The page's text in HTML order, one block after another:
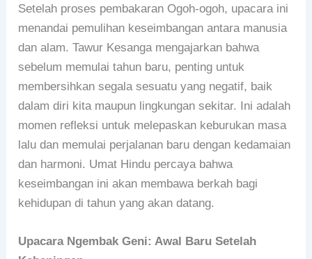
Setelah proses pembakaran Ogoh-ogoh, upacara ini
menandai pemulihan keseimbangan antara manusia
dan alam. Tawur Kesanga mengajarkan bahwa
sebelum memulai tahun baru, penting untuk
membersihkan segala sesuatu yang negatif, baik
dalam diri kita maupun lingkungan sekitar. Ini adalah
momen refleksi untuk melepaskan keburukan masa
lalu dan memulai perjalanan baru dengan kedamaian
dan harmoni. Umat Hindu percaya bahwa
keseimbangan ini akan membawa berkah bagi
kehidupan di tahun yang akan datang.
Upacara Ngembak Geni: Awal Baru Setelah